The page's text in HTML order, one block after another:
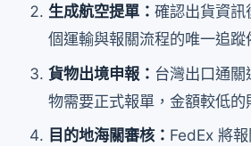
生成航空提單：確認出貨資
個運輸與報關流程的唯一追蹤
貨物出境申報： 台灣出口通
物需要正式報單，金額較低的
目的地海關審核： FedEx 將